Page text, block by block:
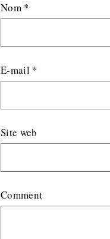
Nom *
E-mail *
Site web
Comment